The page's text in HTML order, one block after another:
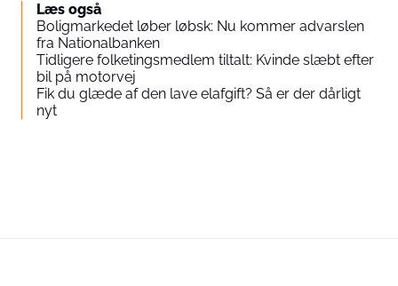
Læs også
Boligmarkedet løber løbsk: Nu kommer advarslen
fra Nationalbanken
Tidligere folketingsmedlem tiltalt: Kvinde slæbt efter
bil på motorvej
Fik du glæde af den lave elafgift? Så er der dårligt
nyt